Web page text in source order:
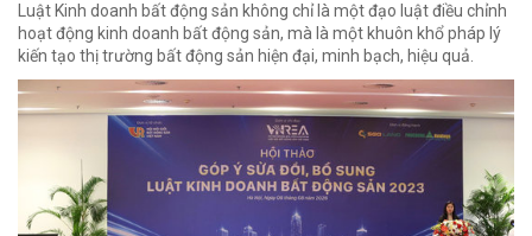
Luật Kinh doanh bất động sản không chỉ là một đạo luật điều chỉnh
hoạt động kinh doanh bất động sản, mà là một khuôn khổ pháp lý
kiến tạo thị trường bất động sản hiện đại, minh bạch, hiệu quả.